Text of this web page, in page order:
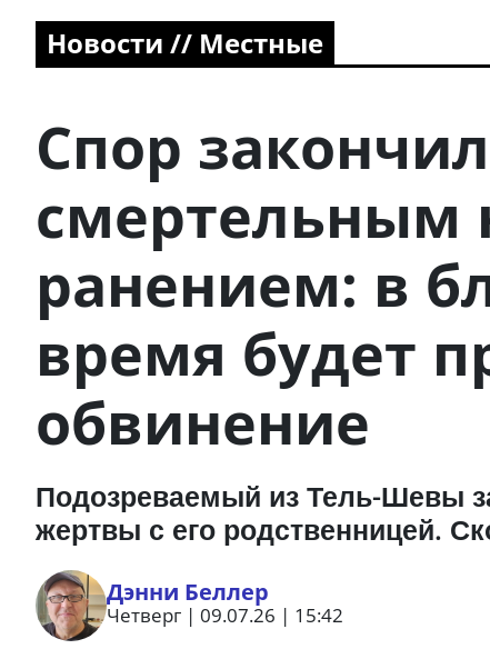
Новости // Местные
Спор
ранением: в
время будет
обвинение
Подозреваемый из Тель-Шевы
жертвы с его родственницей.
Дэнни Беллер
Четверг | 09.07.26 | 15:42